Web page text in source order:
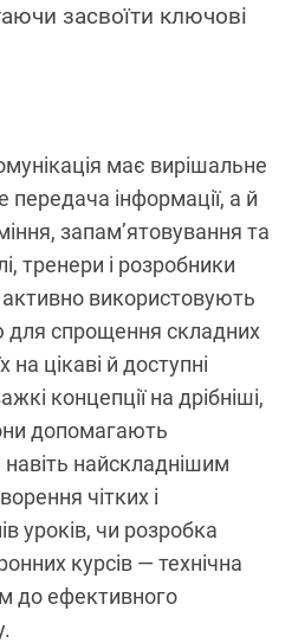
засвоїти ключові
має вирішальне
інформації, а й
запам’ятовування та
тренери і розробники
використовують
для спрощення складних
цікаві й доступні
концепції на дрібніші,
допомагають
найскладнішим
чітких і
уроків, чи розробка
курсів — технічна
до ефективного